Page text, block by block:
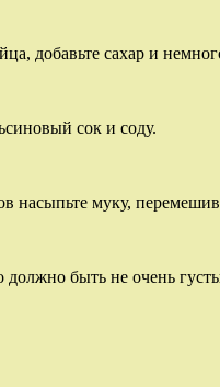
добавьте сахар и
сок и соду.
насыпьте муку,
должно быть не очень